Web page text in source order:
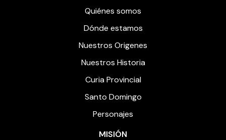
Quiénes somos
Dónde estamos
Nuestros Origenes
Nuestros Historia
Curia Provincial
Santo Domingo
Personajes
MISIÓN